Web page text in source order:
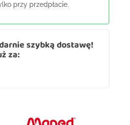
przy przedpłacie.
szybką dostawę!
za: